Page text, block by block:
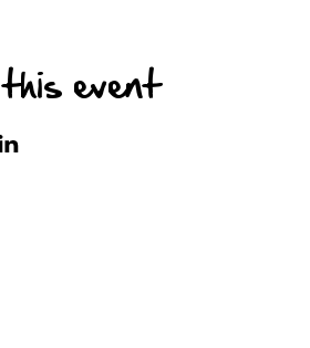
event